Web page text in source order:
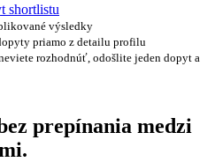
shortlistu
výsledky
priamo z detailu profilu
rozhodnúť, odošlite jeden dopyt a
prepínania medzi